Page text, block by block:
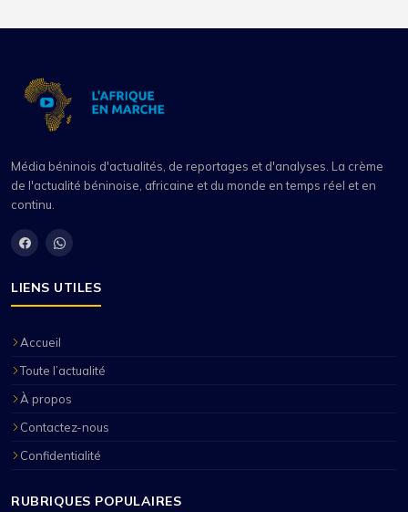
Média béninois d'actualités, de reportages et d'analyses. La crème
de l'actualité béninoise, africaine et du monde en temps réel et en
continu.
LIENS UTILES
Accueil
Toute l’actualité
À propos
Contactez-nous
Confidentialité
RUBRIQUES POPULAIRES